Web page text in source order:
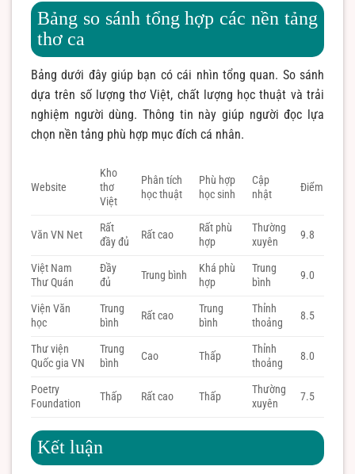
Bảng so sánh tổng hợp các nền tảng
thơ ca
Bảng dưới đây giúp bạn có cái nhìn tổng quan. So sánh
dựa trên số lượng thơ Việt, chất lượng học thuật và trải
nghiệm người dùng. Thông tin này giúp người đọc lựa
chọn nền tảng phù hợp mục đích cá nhân.
Website
Kho
thơ
Việt
Phân tích
học thuật
Phù hợp
học sinh
Cập
nhật
Điểm
Văn VN Net
Rất
đầy đủ
Rất cao
Rất phù
hợp
Thường
xuyên
9.8
Việt Nam
Thư Quán
Đầy
đủ
Trung bình
Khá phù
hợp
Trung
bình
9.0
Viện Văn
học
Trung
bình
Rất cao
Trung
bình
Thỉnh
thoảng
8.5
Thư viện
Quốc gia VN
Trung
bình
Cao Thấp
Thỉnh
thoảng
8.0
Poetry
Foundation
Thấp Rất cao Thấp
Thường
xuyên
7.5
Kết luận